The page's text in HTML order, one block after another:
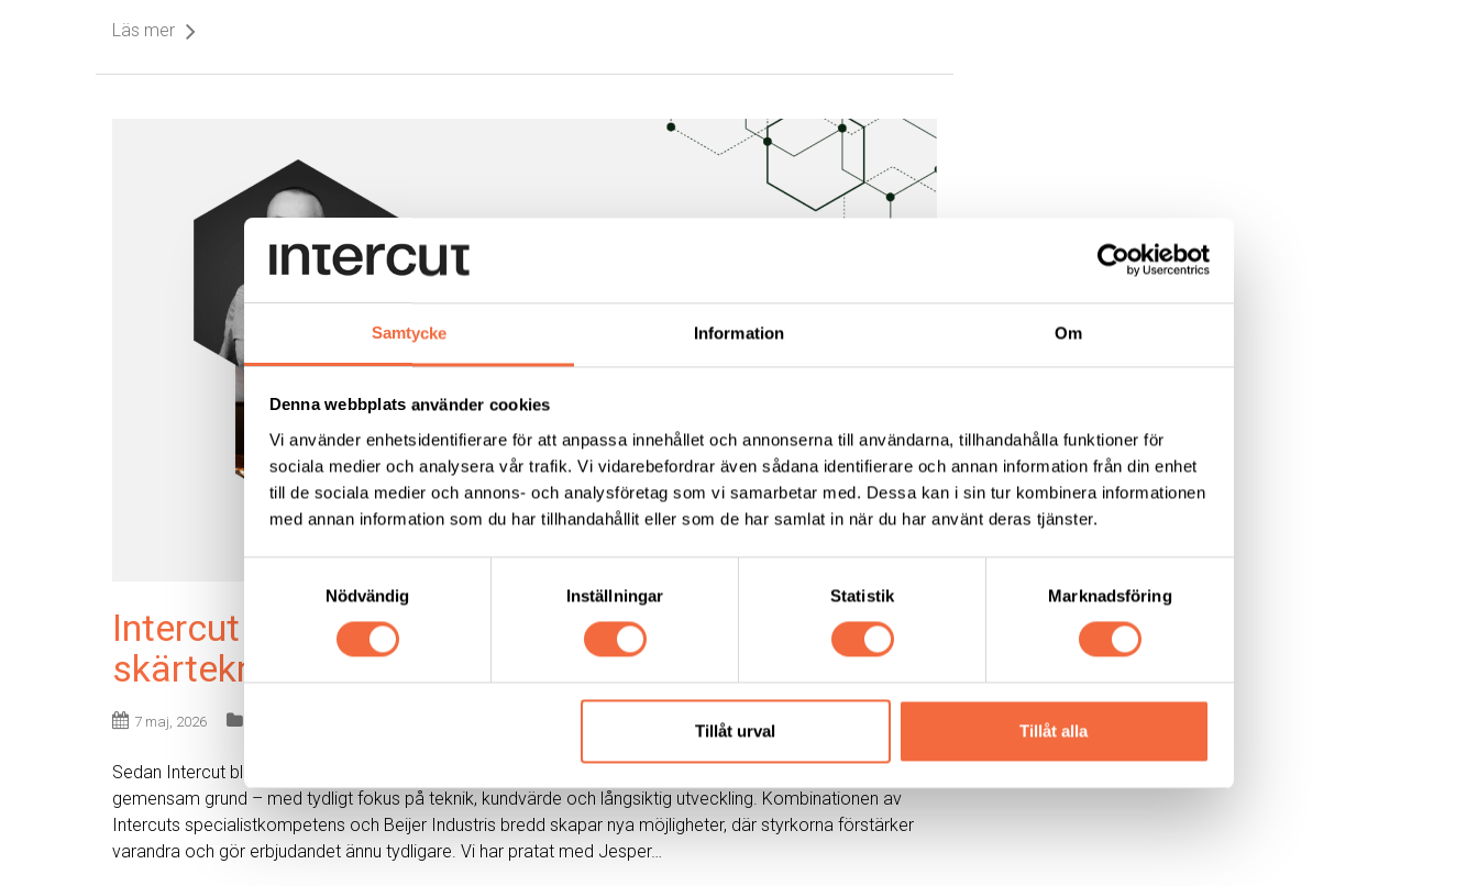
Samtycke Information Om
Denna webbplats använder cookies
Vi använder enhetsidentifierare för att anpassa innehållet och annonserna till användarna, tillhandahålla funktioner för
sociala medier och analysera vår trafik. Vi vidarebefordrar även sådana identifierare och annan information från din enhet
till de sociala medier och annons- och analysföretag som vi samarbetar med. Dessa kan i sin tur kombinera informationen
med annan information som du har tillhandahållit eller som de har samlat in när du har använt deras tjänster.
Nödvändig
Inställningar Statistik Marknadsföring
Tillåt urval Tillåt alla
Läs mer
Intercut och Beijer Industri stärker framtidens
skärteknik tillsammans
7 maj, 2026
Sedan Intercut blev en del av Beijer Industri i november 2025 har samarbetet byggt vidare på en stark
gemensam grund – med tydligt fokus på teknik, kundvärde och långsiktig utveckling. Kombinationen av
Intercuts specialistkompetens och Beijer Industris bredd skapar nya möjligheter, där styrkorna förstärker
varandra och gör erbjudandet ännu tydligare. Vi har pratat med Jesper…